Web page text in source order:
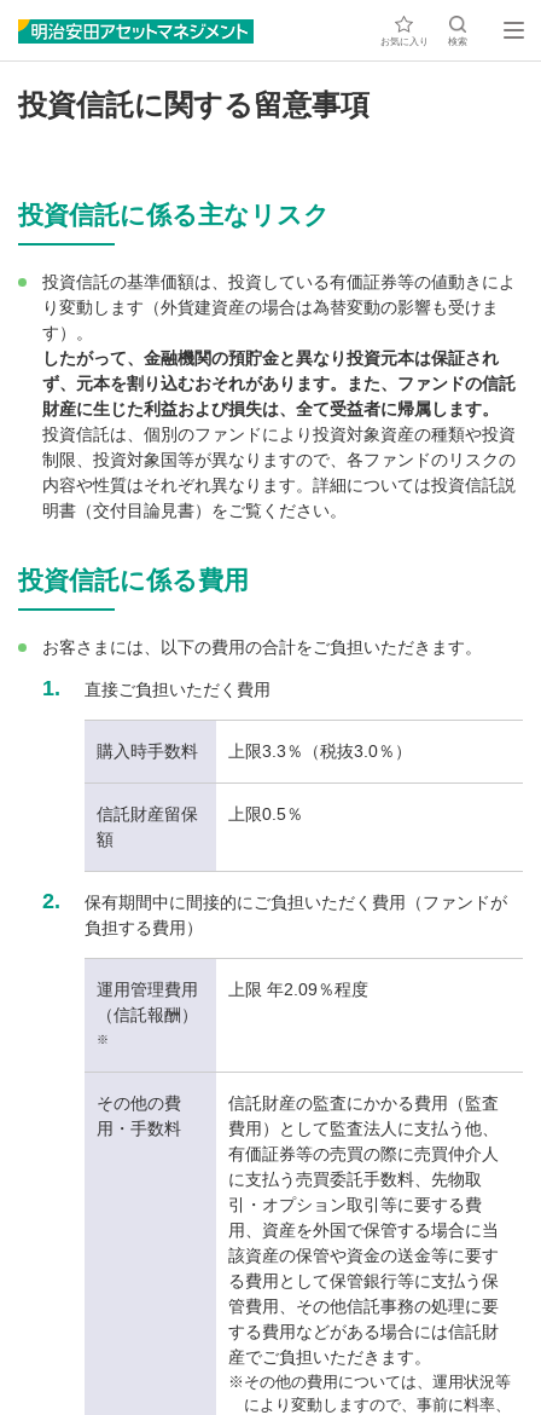
お気に入り 検索
投資信託に関する留意事項
投資信託に係る主なリスク
投資信託の基準価額は、投資している有価証券等の値動きによ
り変動します（外貨建資産の場合は為替変動の影響も受けま
す）。
したがって、金融機関の預貯金と異なり投資元本は保証され
ず、元本を割り込むおそれがあります。また、ファンドの信託
財産に生じた利益および損失は、全て受益者に帰属します。
投資信託は、個別のファンドにより投資対象資産の種類や投資
制限、投資対象国等が異なりますので、各ファンドのリスクの
内容や性質はそれぞれ異なります。詳細については投資信託説
明書（交付目論見書）をご覧ください。
投資信託に係る費用
お客さまには、以下の費用の合計をご負担いただきます。
1. 直接ご負担いただく費用
購入時手数料 上限3.3％（税抜3.0％）
信託財産留保
額
上限0.5％
2.
保有期間中に間接的にご負担いただく費用（ファンドが
負担する費用）
運用管理費用
（信託報酬）
※
上限 年2.09％程度
その他の費
用・手数料
信託財産の監査にかかる費用（監査
費用）として監査法人に支払う他、
有価証券等の売買の際に売買仲介人
に支払う売買委託手数料、先物取
引・オプション取引等に要する費
用、資産を外国で保管する場合に当
該資産の保管や資金の送金等に要す
る費用として保管銀行等に支払う保
管費用、その他信託事務の処理に要
する費用などがある場合には信託財
産でご負担いただきます。
※ その他の費用については、運用状況等
により変動しますので、事前に料率、